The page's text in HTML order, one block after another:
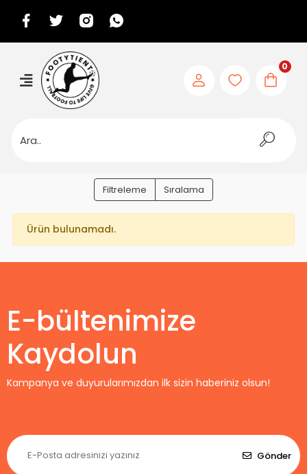
0
Filtreleme Sıralama
Ürün bulunamadı.
E-bültenimize
Kaydolun
Kampanya ve duyurularımızdan ilk sizin haberiniz olsun!
Gönder